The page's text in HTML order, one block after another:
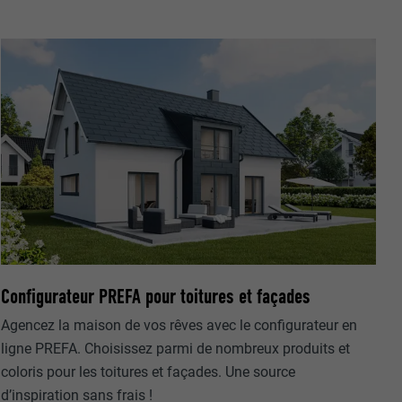
Configurateur PREFA pour toitures et façades
Agencez la maison de vos rêves avec le configurateur en
ligne PREFA. Choisissez parmi de nombreux produits et
coloris pour les toitures et façades. Une source
d’inspiration sans frais !
cookies. Ne
« Suivez-